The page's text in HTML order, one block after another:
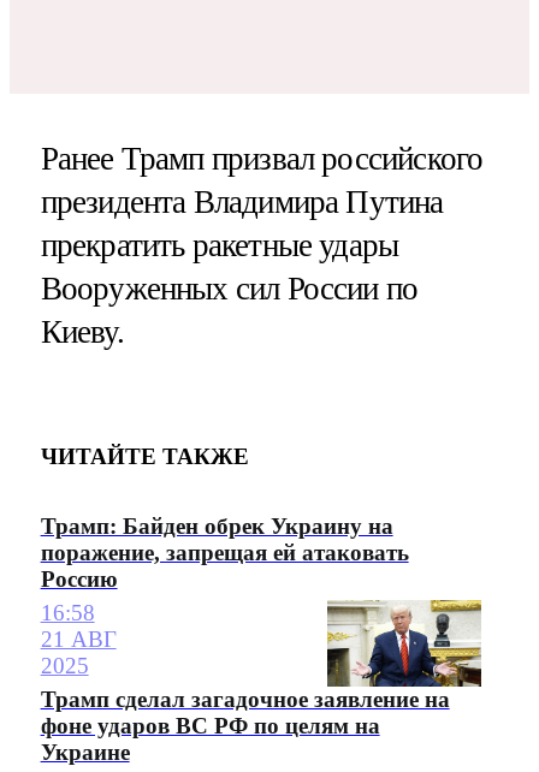
Ранее Трамп призвал российского
президента Владимира Путина
прекратить ракетные удары
Вооруженных сил России по
Киеву.
ЧИТАЙТЕ ТАКЖЕ
Трамп: Байден обрек Украину на
поражение, запрещая ей атаковать
Россию
16:58
21 АВГ
2025
Трамп сделал загадочное заявление на
фоне ударов ВС РФ по целям на
Украине